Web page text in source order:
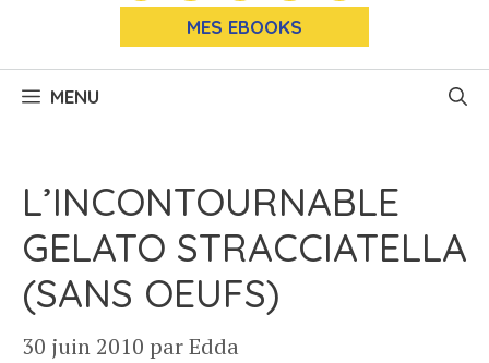
MES EBOOKS
MENU
L’INCONTOURNABLE
GELATO STRACCIATELLA
(SANS OEUFS)
30 juin 2010 parEdda